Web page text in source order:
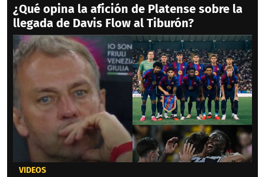
¿Qué opina la afición de Platense sobre la
llegada de Davis Flow al Tiburón?
VIDEOS